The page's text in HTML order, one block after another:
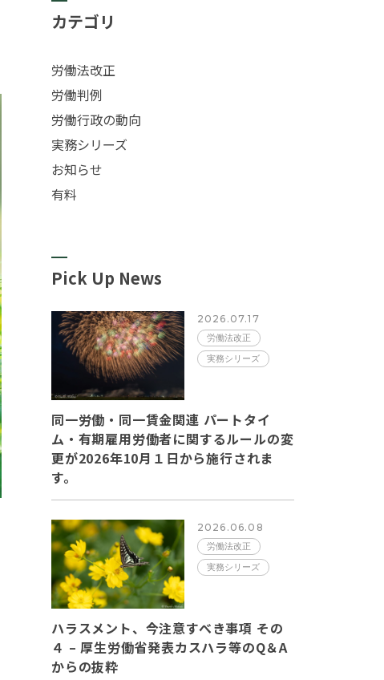
カテゴリ
労働法改正
労働判例
労働行政の動向
実務シリーズ
お知らせ
有料
Pick Up News
2026.07.17
労働法改正
実務シリーズ
同一労働・同一賃金関連 パートタイ
ム・有期雇用労働者に関するルールの変
更が2026年10月１日から施行されま
す。
2026.06.08
労働法改正
実務シリーズ
ハラスメント、今注意すべき事項 その
４ – 厚生労働省発表カスハラ等のQ＆A
からの抜粋